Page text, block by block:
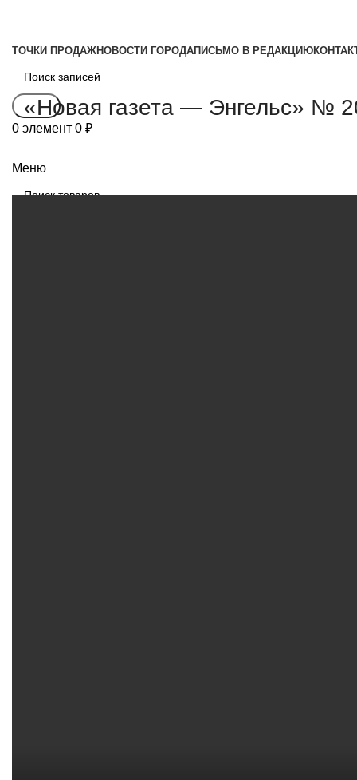
ТОЧКИ ПРОДАЖНОВОСТИ ГОРОДАПИСЬМО В РЕДАКЦИЮ
Поиск
0 элемент 0 ₽
Меню
«Новая газета — Энгельс» №